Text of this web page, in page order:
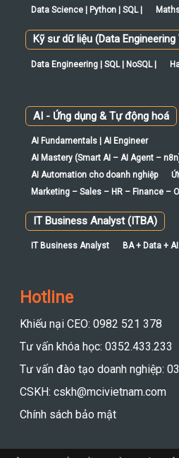
Data Science | Python | SQL |
Kỹ sư dữ liệu (Data Engineering
Data Engineering | SQL | NoSQL |
AI - Ứng dụng & Tự động hoá
AI Fundamentals | AI Engineer
AI Mastery (Smart AI – AI Agent –
AI Automation cho doanh nghiệp
Marketing – Sales – HR – Finance –
IT Business Analyst (ITBA)
IT Business Analyst BA + Data +
Hotline
Khiếu nại CEO: 0982 521 378
Tư vấn khóa học: 0352.433.233
Tư vấn đào tạo doanh nghiệp:
CSKH: cskh@mcivietnam.com
Chính sách bảo mật